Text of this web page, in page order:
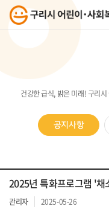
건강한 급식, 밝은 미래! 구리
공지사항
2025년 특화프로그램 '채
관리자 2025-05-26